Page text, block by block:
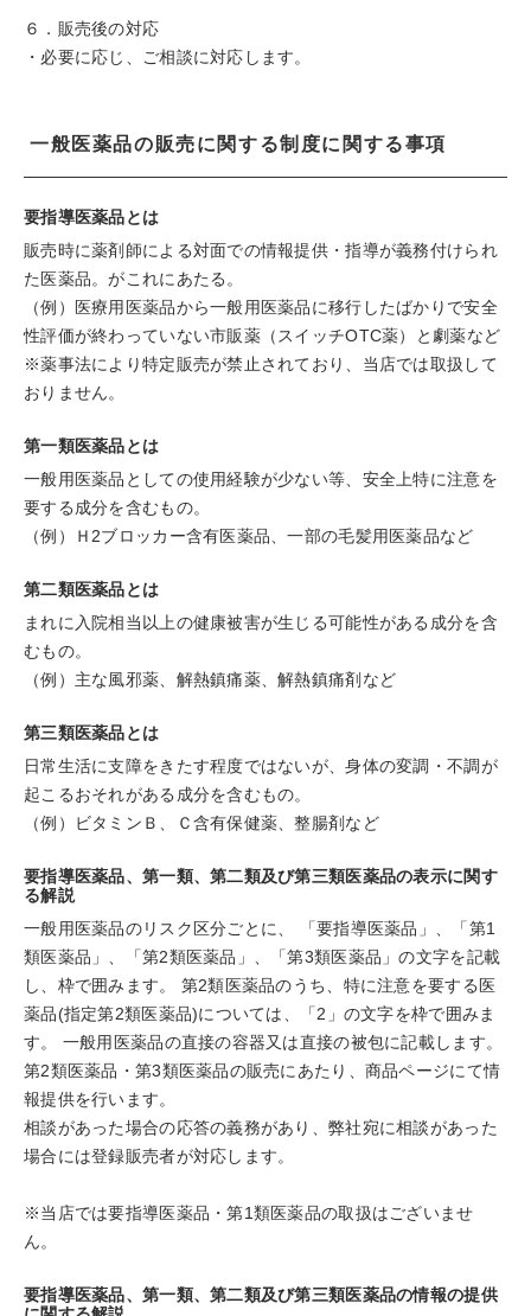
６．販売後の対応
・必要に応じ、ご相談に対応します。
一般医薬品の販売に関する制度に関する事項
要指導医薬品とは
販売時に薬剤師による対面での情報提供・指導が義務付けられ
た医薬品。がこれにあたる。
（例）医療用医薬品から一般用医薬品に移行したばかりで安全
性評価が終わっていない市販薬（スイッチOTC薬）と劇薬など
※薬事法により特定販売が禁止されており、当店では取扱して
おりません。
第一類医薬品とは
一般用医薬品としての使用経験が少ない等、安全上特に注意を
要する成分を含むもの。
（例）Ｈ2ブロッカー含有医薬品、一部の毛髪用医薬品など
第二類医薬品とは
まれに入院相当以上の健康被害が生じる可能性がある成分を含
むもの。
（例）主な風邪薬、解熱鎮痛薬、解熱鎮痛剤など
第三類医薬品とは
日常生活に支障をきたす程度ではないが、身体の変調・不調が
起こるおそれがある成分を含むもの。
（例）ビタミンＢ、Ｃ含有保健薬、整腸剤など
要指導医薬品、第一類、第二類及び第三類医薬品の表示に関す
る解説
一般用医薬品のリスク区分ごとに、 「要指導医薬品」、「第1
類医薬品」、「第2類医薬品」、「第3類医薬品」の文字を記載
し、枠で囲みます。 第2類医薬品のうち、特に注意を要する医
薬品(指定第2類医薬品)については、「2」の文字を枠で囲みま
す。 一般用医薬品の直接の容器又は直接の被包に記載します。
第2類医薬品・第3類医薬品の販売にあたり、商品ページにて情
報提供を行います。
相談があった場合の応答の義務があり、弊社宛に相談があった
場合には登録販売者が対応します。
※当店では要指導医薬品・第1類医薬品の取扱はございませ
ん。
要指導医薬品、第一類、第二類及び第三類医薬品の情報の提供